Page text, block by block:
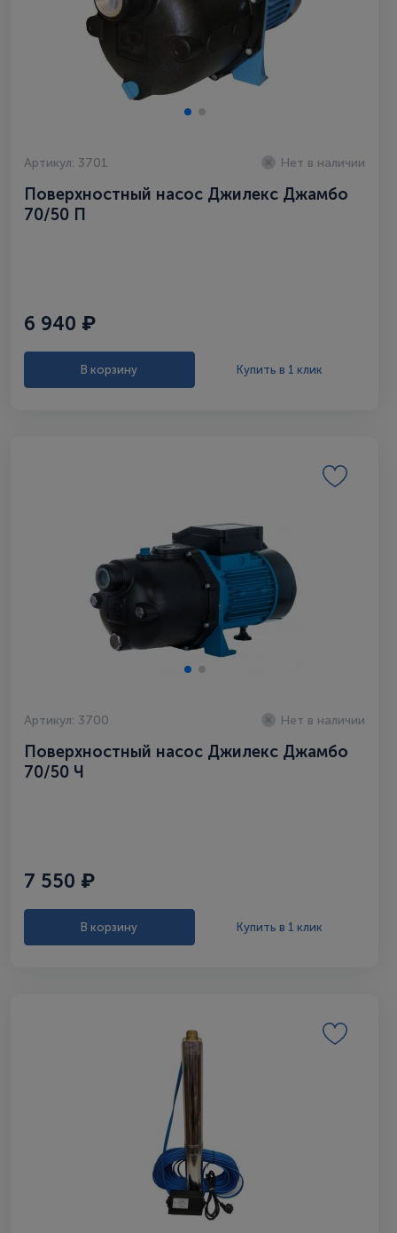
Артикул: 3701 Нет в наличии
Поверхностный насос Джилекс Джамбо
70/50 П
6 940 ₽
В корзину Купить в 1 клик
Артикул: 3700 Нет в наличии
Поверхностный насос Джилекс Джамбо
70/50 Ч
7 550 ₽
В корзину Купить в 1 клик